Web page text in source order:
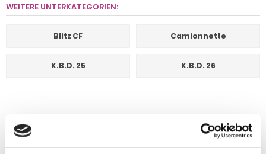
WEITERE UNTERKATEGORIEN:
Blitz CF Camionnette
K.B.D. 25 K.B.D. 26